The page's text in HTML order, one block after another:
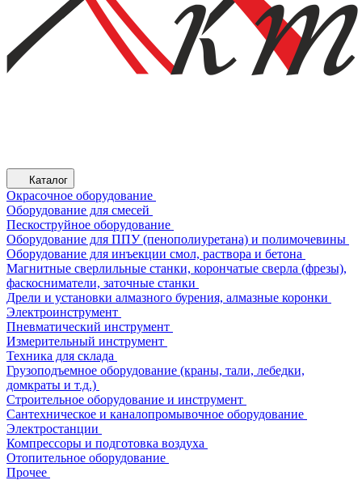
Каталог
Окрасочное оборудование
Оборудование для смесей
Пескоструйное оборудование
Оборудование для ППУ (пенополиуретана) и полимочевины
Оборудование для инъекции смол, раствора и бетона
Магнитные сверлильные станки, корончатые сверла (фрезы),
фаскосниматели, заточные станки
Дрели и установки алмазного бурения, алмазные коронки
Электроинструмент
Пневматический инструмент
Измерительный инструмент
Техника для склада
Грузоподъемное оборудование (краны, тали, лебедки,
домкраты и т.д.)
Строительное оборудование и инструмент
Сантехническое и каналопромывочное оборудование
Электростанции
Компрессоры и подготовка воздуха
Отопительное оборудование
Прочее